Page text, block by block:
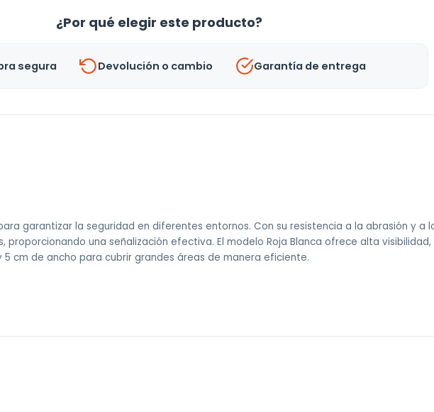
¿Por qué elegir este producto?
segura Devolución o cambio Garantía de entrega
garantizar la seguridad en diferentes entornos. Con su resistencia a la abrasión y a
proporcionando una señalización efectiva. El modelo Roja Blanca ofrece alta
cm de ancho para cubrir grandes áreas de manera eficiente.